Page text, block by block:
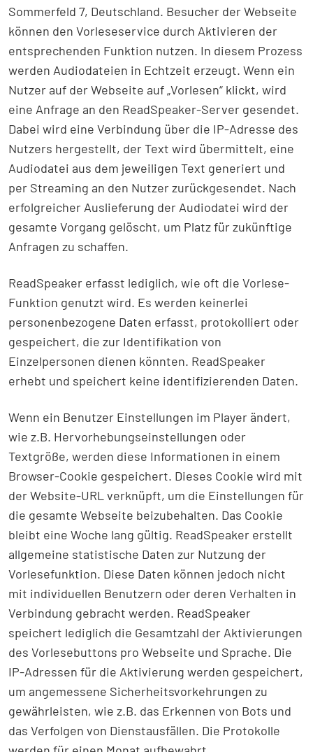
Sommerfeld 7, Deutschland. Besucher der Webseite
können den Vorleseservice durch Aktivieren der
entsprechenden Funktion nutzen. In diesem Prozess
werden Audiodateien in Echtzeit erzeugt. Wenn ein
Nutzer auf der Webseite auf „Vorlesen“ klickt, wird
eine Anfrage an den ReadSpeaker-Server gesendet.
Dabei wird eine Verbindung über die IP-Adresse des
Nutzers hergestellt, der Text wird übermittelt, eine
Audiodatei aus dem jeweiligen Text generiert und
per Streaming an den Nutzer zurückgesendet. Nach
erfolgreicher Auslieferung der Audiodatei wird der
gesamte Vorgang gelöscht, um Platz für zukünftige
Anfragen zu schaffen.
ReadSpeaker erfasst lediglich, wie oft die Vorlese-
Funktion genutzt wird. Es werden keinerlei
personenbezogene Daten erfasst, protokolliert oder
gespeichert, die zur Identifikation von
Einzelpersonen dienen könnten. ReadSpeaker
erhebt und speichert keine identifizierenden Daten.
Wenn ein Benutzer Einstellungen im Player ändert,
wie z.B. Hervorhebungseinstellungen oder
Textgröße, werden diese Informationen in einem
Browser-Cookie gespeichert. Dieses Cookie wird mit
der Website-URL verknüpft, um die Einstellungen für
die gesamte Webseite beizubehalten. Das Cookie
bleibt eine Woche lang gültig. ReadSpeaker erstellt
allgemeine statistische Daten zur Nutzung der
Vorlesefunktion. Diese Daten können jedoch nicht
mit individuellen Benutzern oder deren Verhalten in
Verbindung gebracht werden. ReadSpeaker
speichert lediglich die Gesamtzahl der Aktivierungen
des Vorlesebuttons pro Webseite und Sprache. Die
IP-Adressen für die Aktivierung werden gespeichert,
um angemessene Sicherheitsvorkehrungen zu
gewährleisten, wie z.B. das Erkennen von Bots und
das Verfolgen von Dienstausfällen. Die Protokolle